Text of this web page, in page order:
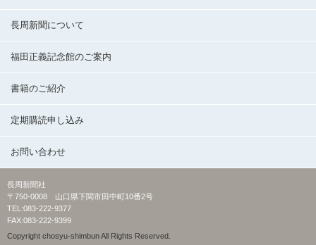
長周新聞について
福田正義記念館のご案内
書籍のご紹介
定期購読申し込み
お問い合わせ
長周新聞社
〒750-0008 山口県下関市田中町10番2号
TEL:083-222-9377
FAX:083-222-9399
Copyright chosyu-shimbun All Rights Reserved.